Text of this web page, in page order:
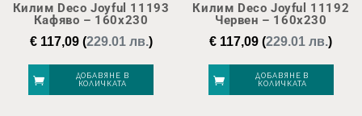
Килим Deco Joyful 11193
Кафяво – 160х230
€117,09(229.01 лв.)
ДОБАВЯНЕ В
КОЛИЧКАТА
Килим Deco Joyful 11192
Червен – 160х230
€ 117,09 (229.01 лв.)
ДОБАВЯНЕ В
КОЛИЧКАТА